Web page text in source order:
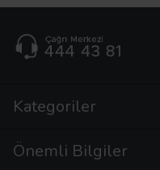
Kategoriler
Önemli Bilgiler